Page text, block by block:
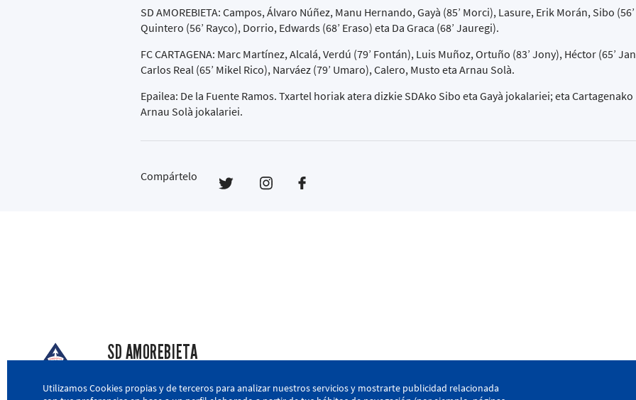
SD AMOREBIETA: Campos, Álvaro Núñez, Manu Hernando, Gayà (85’ Morci), Lasure, Erik Morán, Sibo
Quintero (56’ Rayco), Dorrio, Edwards (68’ Eraso) eta Da Graca (68’ Jauregi).
FC CARTAGENA: Marc Martínez, Alcalá, Verdú (79’ Fontán), Luis Muñoz, Ortuño (83’ Jony), Héctor (65’
Carlos Real (65’ Mikel Rico), Narváez (79’ Umaro), Calero, Musto eta Arnau Solà.
Epailea: De la Fuente Ramos. Txartel horiak atera dizkie SDAko Sibo eta Gayà jokalariei; eta
Arnau Solà jokalariei.
Compártelo
SD AMOREBIETA
Utilizamos Cookies propias y de terceros para analizar nuestros servicios y mostrarte publicidad relacionada